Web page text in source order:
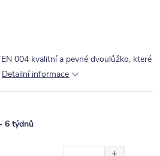
004 kvalitní a pevné dvoulůžko, které
Detailní informace
6 týdnů